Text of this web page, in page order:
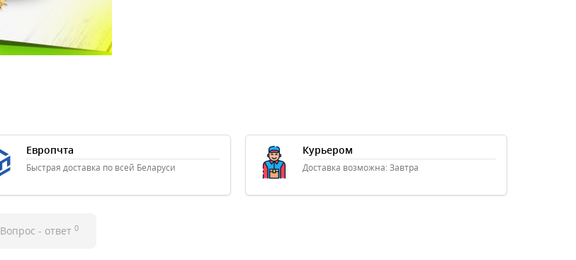
Европчта
Быстрая доставка по всей Беларуси
Курьером
Доставка возможна: Завтра
Вопрос - ответ 0